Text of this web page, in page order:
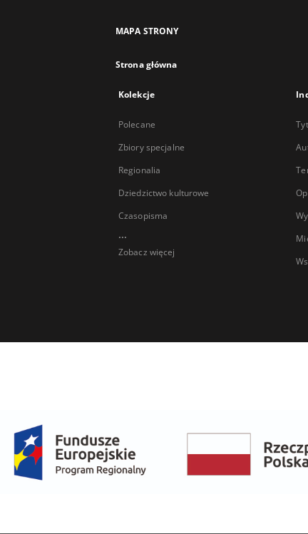
MAPA STRONY
Strona główna
Kolekcje
Polecane
Zbiory specjalne
Regionalia
Dziedzictwo kulturowe
Czasopisma
...
Zobacz więcej